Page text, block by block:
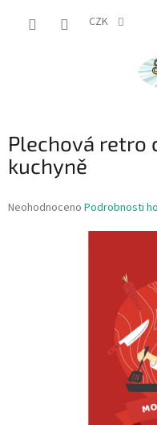
CZK
Plechová retro
kuchyně
Průměrné
Neohodnoceno Podrobnosti